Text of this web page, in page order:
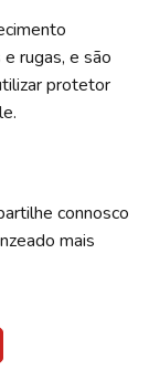
rugas, e são
protetor
connosco
mais